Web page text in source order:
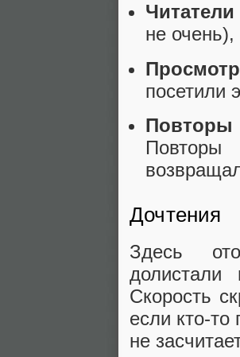
Читатели
не
посетили
Повторы
Дочтения
Здесь
Скорость
если кто-то
не